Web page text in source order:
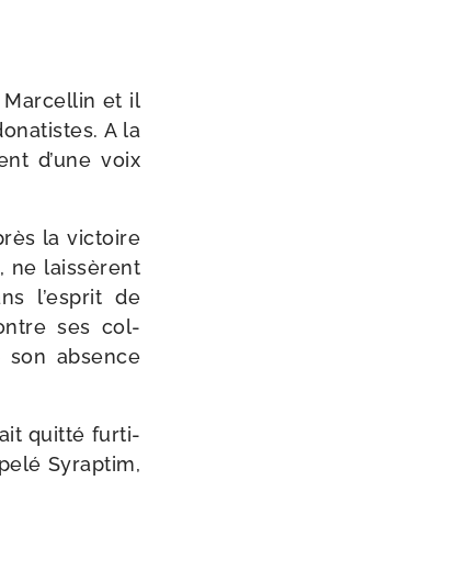
Marcellin et il
A la
d’une voix
la vic­toire
ne lais­sèrent
l’esprit de
ses col­
son absence
quit­té fur­ti­
Syraptim,